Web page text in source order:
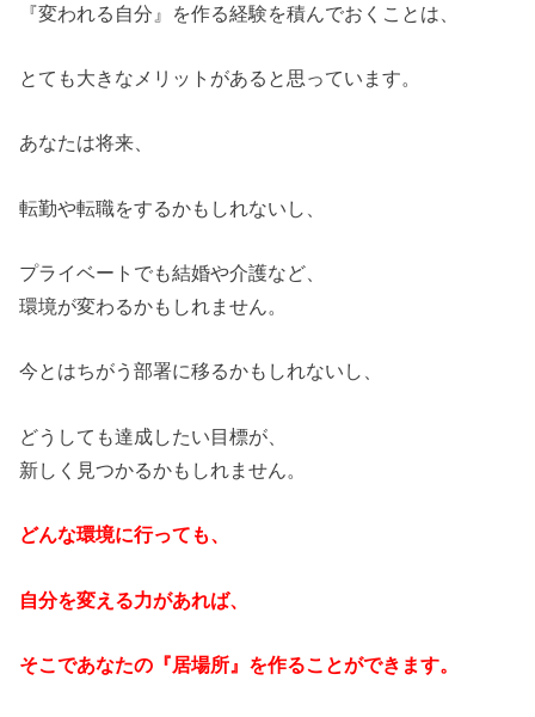
『変われる自分』を作る経験を積んでおくことは、
とても大きなメリットがあると思っています。
あなたは将来、
転勤や転職をするかもしれないし、
プライベートでも結婚や介護など、
環境が変わるかもしれません。
今とはちがう部署に移るかもしれないし、
どうしても達成したい目標が、
新しく見つかるかもしれません。
どんな環境に行っても、
自分を変える力があれば、
そこであなたの『居場所』を作ることができます。